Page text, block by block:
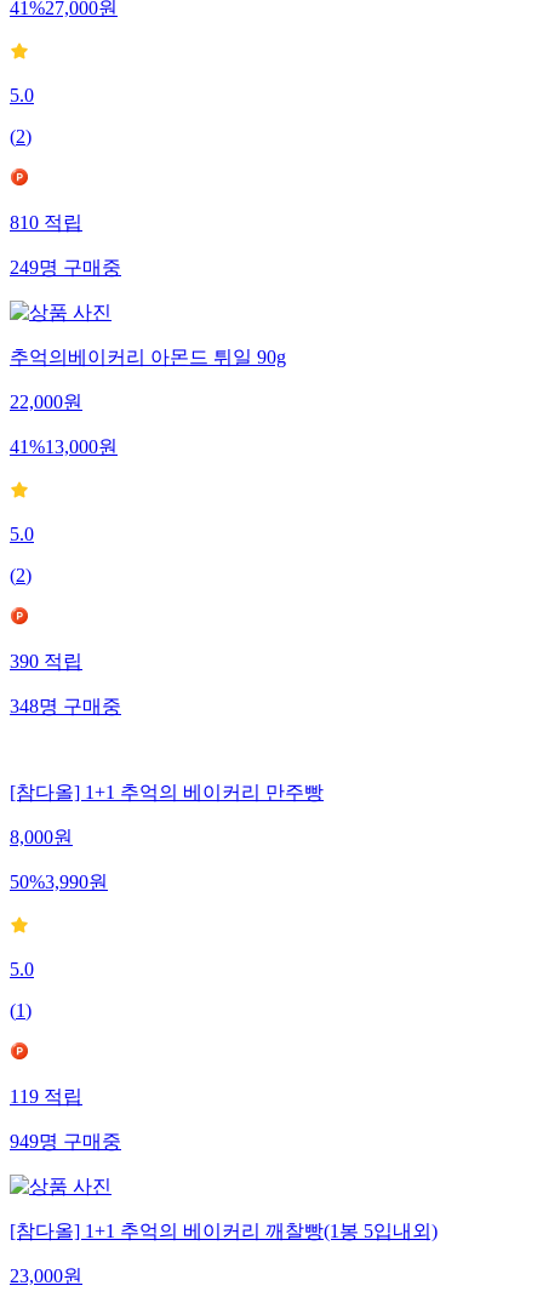
41%27,000원
5.0
(2)
810적립
249명구매중
추억의베이커리 아몬드 튀일 90g
22,000원
41%13,000원
5.0
(2)
390적립
348명구매중
[참다올] 1+1 추억의 베이커리 만주빵
8,000원
50%3,990원
5.0
(1)
119적립
949명구매중
[참다올] 1+1 추억의 베이커리 깨찰빵(1봉 5입내외)
23,000원